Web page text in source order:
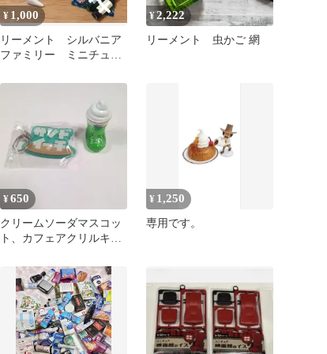
¥ 1,000
リーメント シルバニア
ファミリー ミニチュア
¥2,222
リーメント 虫かご 網
¥650
クリームソーダマスコッ
ト、カフェアクリルキー
¥ 1,250
専用です。